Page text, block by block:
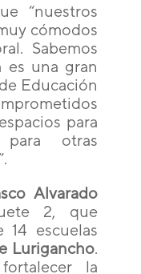
“nuestros
cómodos
Sabemos
es una gran
Educación
para
otras
Alvarado
2, que
escuelas
Lurigancho.
la